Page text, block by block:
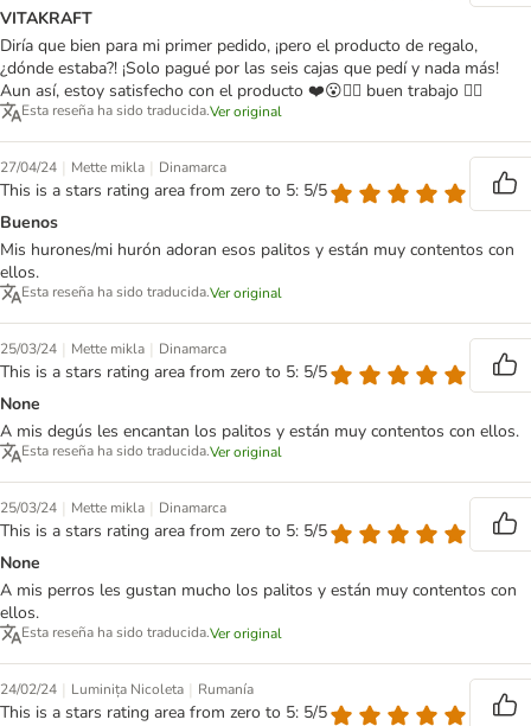
VITAKRAFT
Diría que bien para mi primer pedido, ¡pero el producto de regalo,
¿dónde estaba?! ¡Solo pagué por las seis cajas que pedí y nada más!
Aun así, estoy satisfecho con el producto ❤️😮🙋‍♂️ buen trabajo 🙋‍♂️
Esta reseña ha sido traducida.Ver original
27/04/24 | Mette mikla | Dinamarca
This is a stars rating area from zero to 5: 5/5
Buenos
Mis hurones/mi hurón adoran esos palitos y están muy contentos con
ellos.
Esta reseña ha sido traducida.Ver original
25/03/24 | Mette mikla | Dinamarca
This is a stars rating area from zero to 5: 5/5
None
A mis degús les encantan los palitos y están muy contentos con ellos.
Esta reseña ha sido traducida.Ver original
25/03/24 | Mette mikla | Dinamarca
This is a stars rating area from zero to 5: 5/5
None
A mis perros les gustan mucho los palitos y están muy contentos con
ellos.
Esta reseña ha sido traducida.Ver original
24/02/24 | Luminița Nicoleta | Rumanía
This is a stars rating area from zero to 5: 5/5